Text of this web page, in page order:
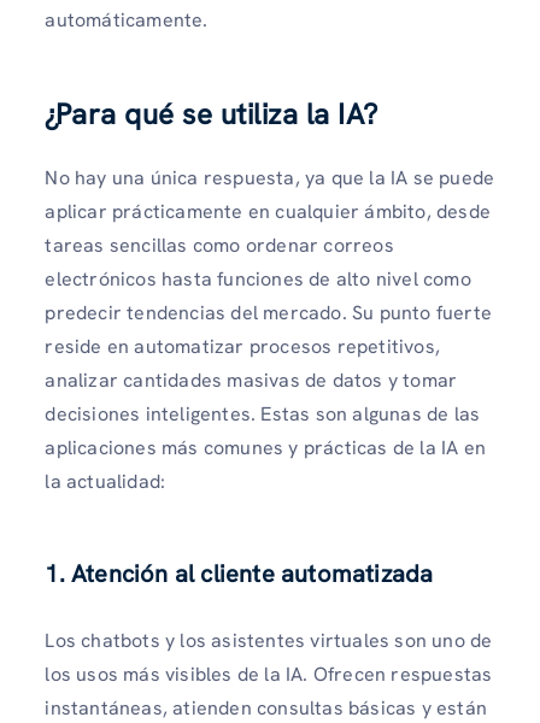
automáticamente.
¿Para qué se utiliza la IA?
No hay una única respuesta, ya que la IA se puede
aplicar prácticamente en cualquier ámbito, desde
tareas sencillas como ordenar correos
electrónicos hasta funciones de alto nivel como
predecir tendencias del mercado. Su punto fuerte
reside en automatizar procesos repetitivos,
analizar cantidades masivas de datos y tomar
decisiones inteligentes. Estas son algunas de las
aplicaciones más comunes y prácticas de la IA en
la actualidad:
1. Atención al cliente automatizada
Los chatbots y los asistentes virtuales son uno de
los usos más visibles de la IA. Ofrecen respuestas
instantáneas, atienden consultas básicas y están